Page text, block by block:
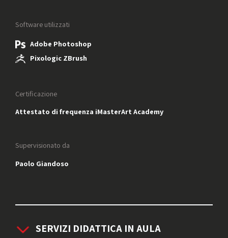
Software utilizzati
Adobe Photoshop
Pixologic ZBrush
Certificazione
Attestato di frequenza iMasterArt Academy
Supervisionato da
Paolo Giandoso
SERVIZI DIDATTICA IN AULA